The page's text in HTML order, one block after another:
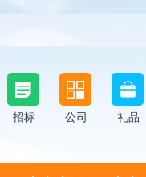
招标 公司 礼品